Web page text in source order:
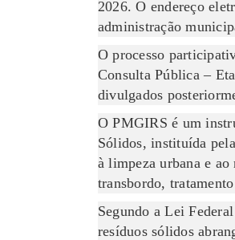
2026. O endereço
administração
O processo
Consulta Pública –
divulgados
O PMGIRS é um
Sólidos, instituída
à limpeza urbana e
transbordo,
Segundo a Lei
resíduos sólidos